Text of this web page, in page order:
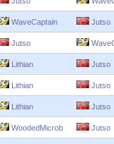
WaveCaptain Jutso
Jutso
Lithian Jutso
Lithian Jutso
Lithian Jutso
WoodedMicrob Jutso